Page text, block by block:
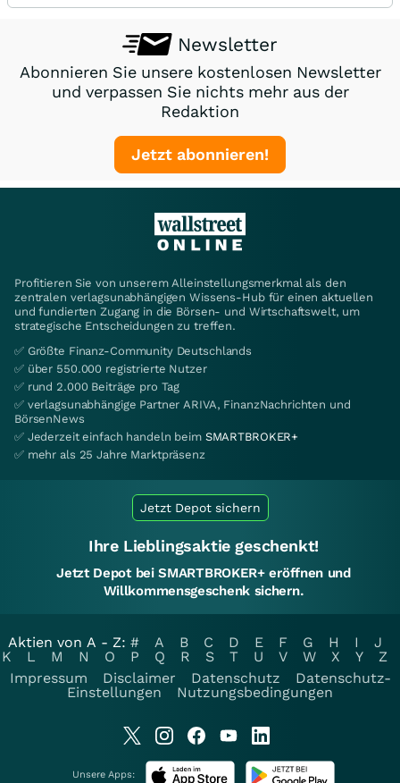
Newsletter
Abonnieren Sie unsere kostenlosen Newsletter
und verpassen Sie nichts mehr aus der
Redaktion
Jetzt abonnieren!
Profitieren Sie von unserem Alleinstellungsmerkmal als den
zentralen verlagsunabhängigen Wissens-Hub für einen aktuellen
und fundierten Zugang in die Börsen- und Wirtschaftswelt, um
strategische Entscheidungen zu treffen.
✅ Größte Finanz-Community Deutschlands
✅ über 550.000 registrierte Nutzer
✅ rund 2.000 Beiträge pro Tag
✅ verlagsunabhängige Partner ARIVA, FinanzNachrichten und
BörsenNews
✅ Jederzeit einfach handeln beim SMARTBROKER+
✅ mehr als 25 Jahre Marktpräsenz
Jetzt Depot sichern
Ihre Lieblingsaktie geschenkt!
Jetzt Depot bei SMARTBROKER+ eröffnen und
Willkommensgeschenk sichern.
Aktien von A - Z: # A B C D E F G H I
J
K
L M N O P Q R S T U V W X Y
Z
Impressum
Disclaimer Datenschutz
Datenschutz-
Einstellungen
Nutzungsbedingungen
Unsere Apps: